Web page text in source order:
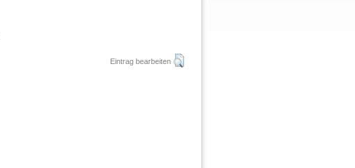
Eintrag bearbeiten